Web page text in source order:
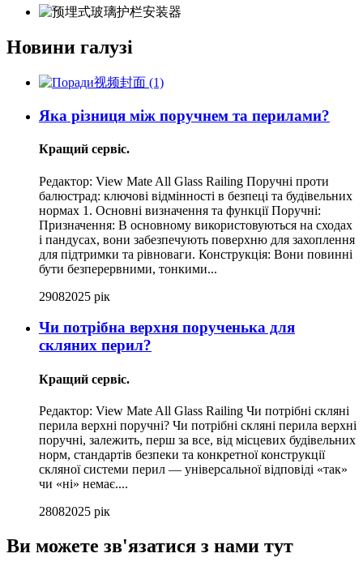
Новини галузі
Яка різниця між поручнем та перилами?
Кращий сервіс.
Редактор: View Mate All Glass Railing Поручні проти
балюстрад: ключові відмінності в безпеці та будівельних
нормах 1. Основні визначення та функції Поручні:
Призначення: В основному використовуються на сходах
і пандусах, вони забезпечують поверхню для захоплення
для підтримки та рівноваги. Конструкція: Вони повинні
бути безперервними, тонкими...
29082025 рік
Чи потрібна верхня порученька для
скляних перил?
Кращий сервіс.
Редактор: View Mate All Glass Railing Чи потрібні скляні
перила верхні поручні? Чи потрібні скляні перила верхні
поручні, залежить, перш за все, від місцевих будівельних
норм, стандартів безпеки та конкретної конструкції
скляної системи перил — універсальної відповіді «так»
чи «ні» немає....
28082025 рік
Ви можете зв'язатися з нами тут